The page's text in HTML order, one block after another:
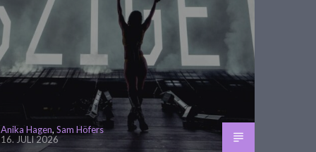
Anika Hagen, Sam Höfers
16. JULI 2026